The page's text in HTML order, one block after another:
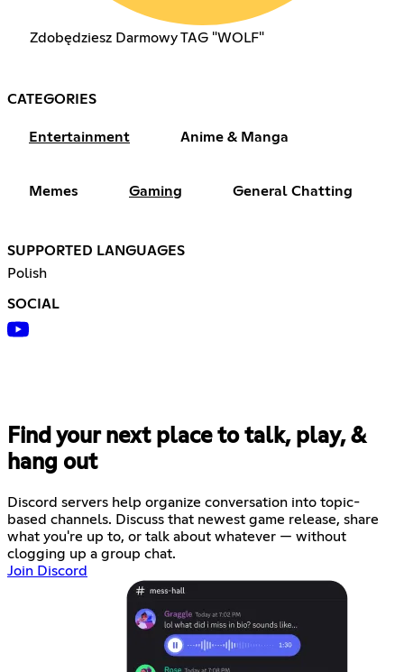
Zdobędziesz Darmowy TAG "WOLF"
CATEGORIES
Entertainment Anime & Manga
Memes Gaming General Chatting
SUPPORTED LANGUAGES
Polish
SOCIAL
Find your next place to talk, play, &
hang out
Discord servers help organize conversation into topic-
based channels. Discuss that newest game release, share
what you're up to, or talk about whatever — without
clogging up a group chat.
Join Discord